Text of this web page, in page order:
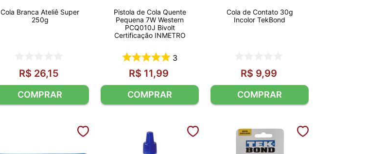
Cola Branca Ateliê Super
250g
R$ 26,15
COMPRAR
Pistola de Cola Quente
Pequena 7W Western
PCQ010J Bivolt
Certificação INMETRO
3
R$ 11,99
COMPRAR
Cola de Contato 30g
Incolor TekBond
R$ 9,99
COMPRAR